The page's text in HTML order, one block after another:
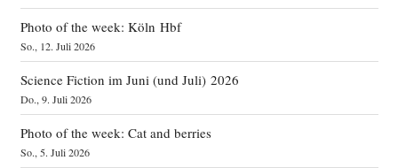
Photo of the week: Köln Hbf
So., 12. Juli 2026
Science Fiction im Juni (und Juli) 2026
Do., 9. Juli 2026
Photo of the week: Cat and berries
So., 5. Juli 2026